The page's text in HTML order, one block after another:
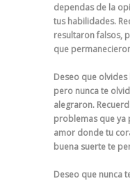
dependas de la
tus habilidades.
resultaron falsos,
que
Deseo que
pero nunca te
alegraron.
problemas que ya
amor donde tu
buena suerte te
Deseo que nunca